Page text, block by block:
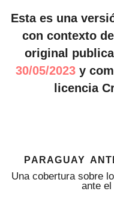
Esta es una
con contexto
original
30/05/2023y
licencia
paraguay
Una cobertura sobre
ante